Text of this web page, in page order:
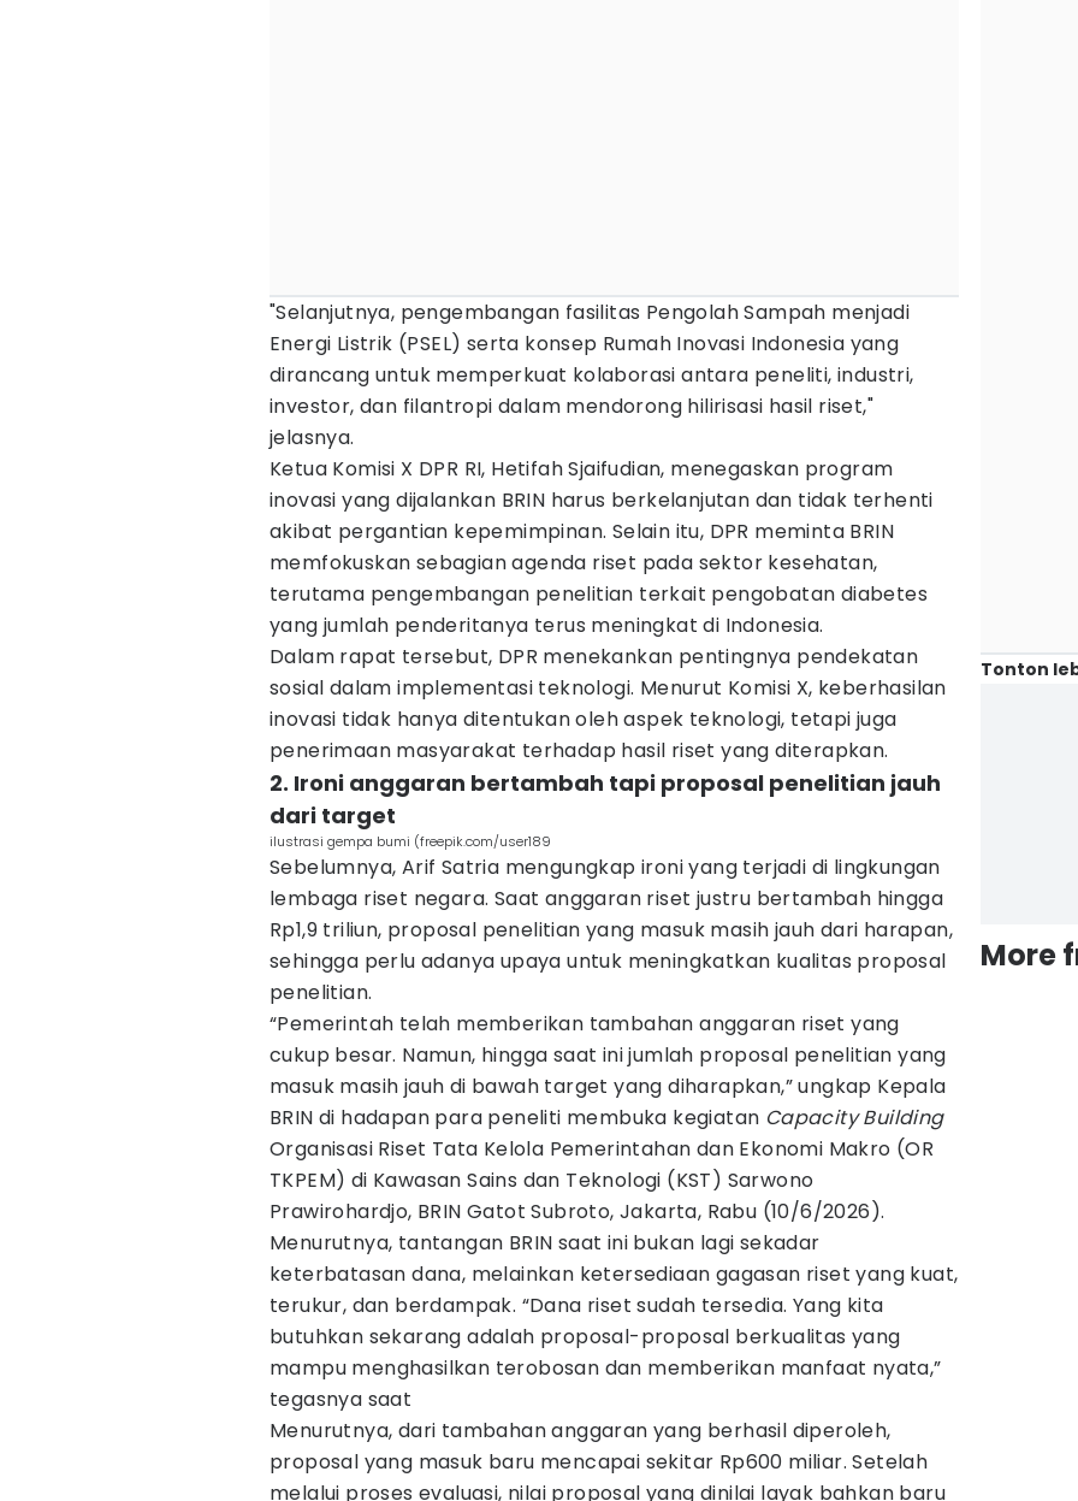
"Selanjutnya, pengembangan fasilitas Pengolah Sampah menjadi
Energi Listrik (PSEL) serta konsep Rumah Inovasi Indonesia yang
dirancang untuk memperkuat kolaborasi antara peneliti, industri,
investor, dan filantropi dalam mendorong hilirisasi hasil riset,"
jelasnya.
Ketua Komisi X DPR RI, Hetifah Sjaifudian, menegaskan program
inovasi yang dijalankan BRIN harus berkelanjutan dan tidak terhenti
akibat pergantian kepemimpinan. Selain itu, DPR meminta BRIN
memfokuskan sebagian agenda riset pada sektor kesehatan,
terutama pengembangan penelitian terkait pengobatan diabetes
yang jumlah penderitanya terus meningkat di Indonesia.
Dalam rapat tersebut, DPR menekankan pentingnya pendekatan
sosial dalam implementasi teknologi. Menurut Komisi X, keberhasilan
inovasi tidak hanya ditentukan oleh aspek teknologi, tetapi juga
penerimaan masyarakat terhadap hasil riset yang diterapkan.
2. Ironi anggaran bertambah tapi proposal penelitian jauh
dari target
ilustrasi gempa bumi (freepik.com/user189
Sebelumnya, Arif Satria mengungkap ironi yang terjadi di lingkungan
lembaga riset negara. Saat anggaran riset justru bertambah hingga
Rp1,9 triliun, proposal penelitian yang masuk masih jauh dari harapan,
sehingga perlu adanya upaya untuk meningkatkan kualitas proposal
penelitian.
“Pemerintah telah memberikan tambahan anggaran riset yang
cukup besar. Namun, hingga saat ini jumlah proposal penelitian yang
masuk masih jauh di bawah target yang diharapkan,” ungkap Kepala
BRIN di hadapan para peneliti membuka kegiatan Capacity Building
Organisasi Riset Tata Kelola Pemerintahan dan Ekonomi Makro (OR
TKPEM) di Kawasan Sains dan Teknologi (KST) Sarwono
Prawirohardjo, BRIN Gatot Subroto, Jakarta, Rabu (10/6/2026).
Menurutnya, tantangan BRIN saat ini bukan lagi sekadar
keterbatasan dana, melainkan ketersediaan gagasan riset yang kuat,
terukur, dan berdampak. “Dana riset sudah tersedia. Yang kita
butuhkan sekarang adalah proposal-proposal berkualitas yang
mampu menghasilkan terobosan dan memberikan manfaat nyata,”
tegasnya saat
Menurutnya, dari tambahan anggaran yang berhasil diperoleh,
proposal yang masuk baru mencapai sekitar Rp600 miliar. Setelah
melalui proses evaluasi, nilai proposal yang dinilai layak bahkan baru
Tonton
More